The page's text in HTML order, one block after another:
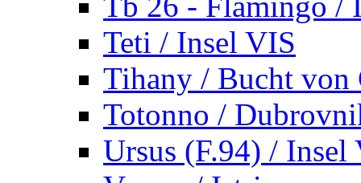
Teti / Insel VIS
Tihany / Bucht von
Totonno /
Ursus (F.94) / Insel